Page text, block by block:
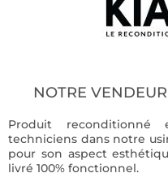
NOTRE
Produit
techniciens dans notre
pour son aspect
livré 100% fonctionnel.